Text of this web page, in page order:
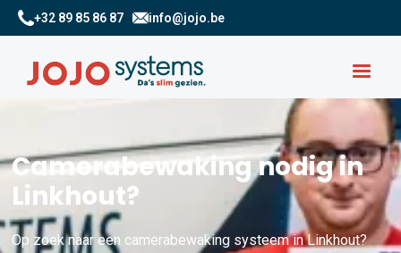
+32 89 85 86 87 info@jojo.be
Camerabewaking nodig in
Linkhout?
Op zoek naar een camerabewaking systeem in Linkhout?